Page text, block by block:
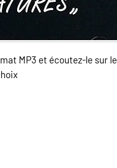
MP3 et écoutez-le sur le